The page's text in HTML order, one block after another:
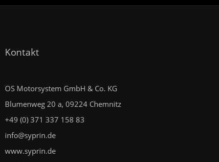
Kontakt
OS Motorsystem GmbH & Co. KG
Blumenweg 20 a, 09224 Chemnitz
+49 (0) 371 337 158 83
info@syprin.de
www.syprin.de